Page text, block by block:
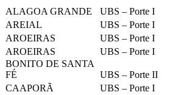
ALAGOA GRANDE UBS – Porte I
AREIAL
UBS – Porte I
AROEIRAS
UBS – Porte I
AROEIRAS
UBS – Porte I
BONITO DE SANTA
FÉ
UBS – Porte II
CAAPORÃ
UBS – Porte I